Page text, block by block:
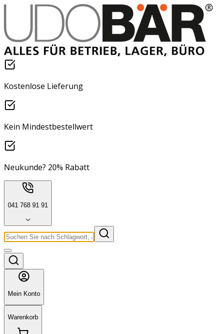
Kostenlose Lieferung
Kein Mindestbestellwert
Neukunde? 20% Rabatt
041 768 91 91
Mein Konto
Warenkorb